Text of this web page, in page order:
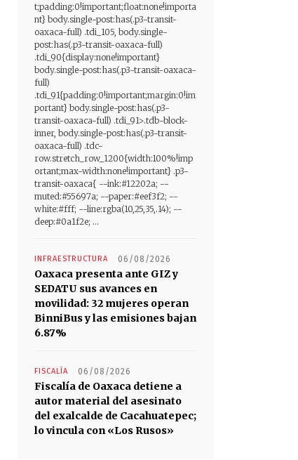
t;padding:0!important;float:none!importa
nt} body.single-post:has(.p3-transit-
oaxaca-full) .tdi_105, body.single-
post:has(.p3-transit-oaxaca-full)
.tdi_90{display:none!important}
body.single-post:has(.p3-transit-oaxaca-
full)
.tdi_91{padding:0!important;margin:0!im
portant} body.single-post:has(.p3-
transit-oaxaca-full) .tdi_91>.tdb-block-
inner, body.single-post:has(.p3-transit-
oaxaca-full) .tdc-
row.stretch_row_1200{width:100%!imp
ortant;max-width:none!important} .p3-
transit-oaxaca{ --ink:#12202a; --
muted:#55697a; --paper:#eef3f2; --
white:#fff; --line:rgba(10,25,35,.14); --
deep:#0a1f2e; ...
INFRAESTRUCTURA 06/08/2026
Oaxaca presenta ante GIZ y
SEDATU sus avances en
movilidad: 32 mujeres operan
BinniBus y las emisiones bajan
6.87%
FISCALÍA 06/08/2026
Fiscalía de Oaxaca detiene a
autor material del asesinato
del exalcalde de Cacahuatepec;
lo vincula con «Los Rusos»